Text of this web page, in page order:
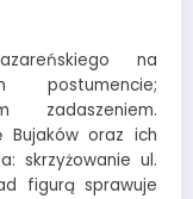
na
postumencie;
zadaszeniem.
Bujaków oraz ich
skrzyżowanie ul.
figurą sprawuje